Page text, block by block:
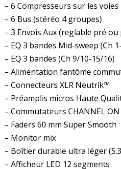
– 6 Compresseurs sur les
– 6 Bus (stéréo 4 groupes)
– 3 Envois Aux (reglable pré ou
– EQ 3 bandes Mid-sweep (Ch
– EQ 3 bandes (Ch 9/10-15/16)
– Alimentation fantôme
– Connecteurs XLR Neutrik™
– Préamplis micros Haute
– Commutateurs CHANNEL
– Faders 60 mm Super Smooth
– Monitor mix
– Boîtier durable ultra léger
– Afficheur LED 12 segments